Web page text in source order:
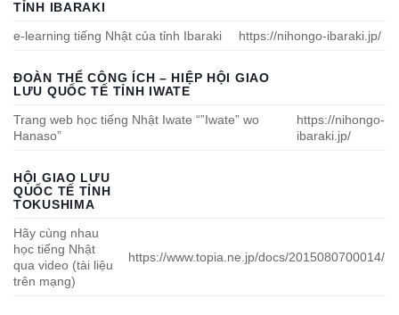
TỈNH IBARAKI
e-learning tiếng Nhật của tỉnh Ibaraki
https://nihongo-ibaraki.jp/
ĐOÀN THỂ CÔNG ÍCH – HIỆP HỘI GIAO
LƯU QUỐC TẾ TỈNH IWATE
Trang web học tiếng Nhật Iwate “”Iwate” wo
Hanaso”
https://nihongo-
ibaraki.jp/
HỘI GIAO LƯU
QUỐC TẾ TỈNH
TOKUSHIMA
Hãy cùng nhau
học tiếng Nhật
qua video (tài liệu
trên mạng)
https://www.topia.ne.jp/docs/2015080700014/